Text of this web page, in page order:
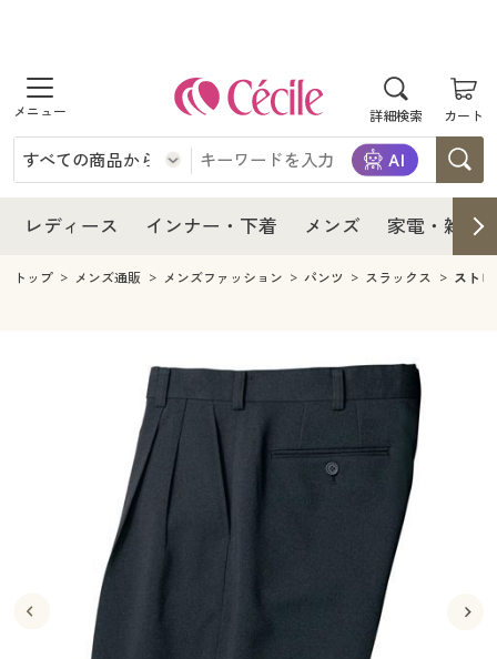
詳細検索 カート
商品を探す
レディース
レディースファッション
インナー・下着
インナー・下着通販すべて
ジュニア・ティーンズ下着
メンズ
メンズファッション
家電・雑貨すべて
キッチン・雑貨・日用品
寝具・インテリア・家具
寝具・インテリア・家具通販すべて
寝具・ベッド
カーテン・ラグ・ファブリック
美容・健康通販すべて
美容・健康・サプリメント
制服・スクール
制服・スクールすべて
制服・学生服
大きいサイズ
大きいサイズ通販すべて
バーゲン
レディース インナー・下着 メンズ 家電・雑貨
レディース
レディース通販すべて
レディースファッション
インナー・下着
インナー・下着通販すべて
ジュニア・ティーンズ下着
メンズ
キッチン・雑貨・日用品
寝具・インテリア・家具通販すべて
寝具・ベッド
カーテン・ラグ・ファブリック
美容・健康通販すべて
美容・健康・サプリメント
制服・スクール
制服・スクールすべて
制服・学生服
ジュニア・ティーンズ下着
大きいサイズ
大きいサイズ通販すべて
大きいサイズ レディース服
バーゲンセール
詳細検索
トップ メンズ通販 メンズファッション パンツ スラックス スト